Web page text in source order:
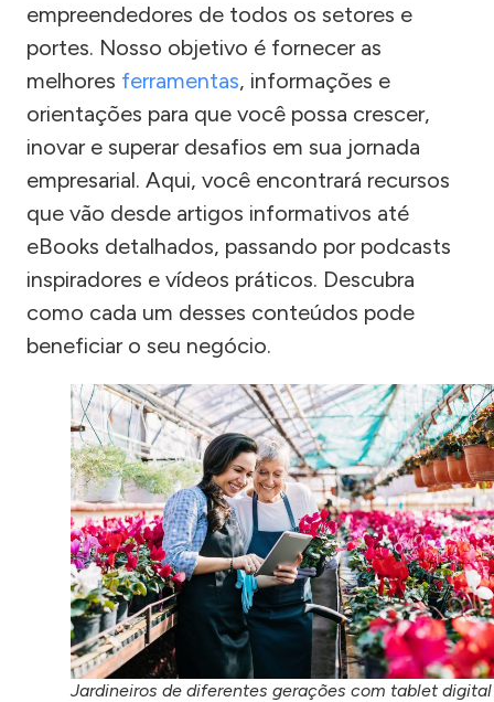
empreendedores de todos os setores e
portes. Nosso objetivo é fornecer as
melhores ferramentas, informações e
orientações para que você possa crescer,
inovar e superar desafios em sua jornada
empresarial. Aqui, você encontrará recursos
que vão desde artigos informativos até
eBooks detalhados, passando por podcasts
inspiradores e vídeos práticos. Descubra
como cada um desses conteúdos pode
beneficiar o seu negócio.
Jardineiros de diferentes gerações com tablet digital